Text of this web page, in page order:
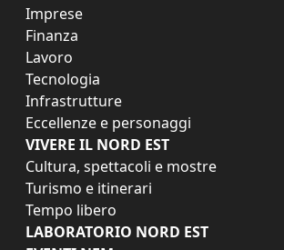
Imprese
Finanza
Lavoro
Tecnologia
Infrastrutture
Eccellenze e personaggi
VIVERE IL NORD EST
Cultura, spettacoli e mostre
Turismo e itinerari
Tempo libero
LABORATORIO NORD EST